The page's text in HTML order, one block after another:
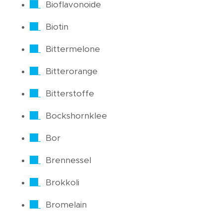
Bioflavonoide
Biotin
Bittermelone
Bitterorange
Bitterstoffe
Bockshornklee
Bor
Brennessel
Brokkoli
Bromelain